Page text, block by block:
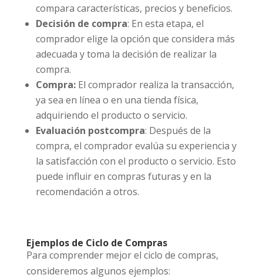
compara características, precios y beneficios.
Decisión de compra: En esta etapa, el
comprador elige la opción que considera más
adecuada y toma la decisión de realizar la
compra.
Compra:El comprador realiza la transacción,
ya sea en línea o en una tienda física,
adquiriendo el producto o servicio.
Evaluación postcompra: Después de la
compra, el comprador evalúa su experiencia y
la satisfacción con el producto o servicio. Esto
puede influir en compras futuras y en la
recomendación a otros.
Ejemplos de Ciclo de Compras
Para comprender mejor el ciclo de compras,
consideremos algunos ejemplos: